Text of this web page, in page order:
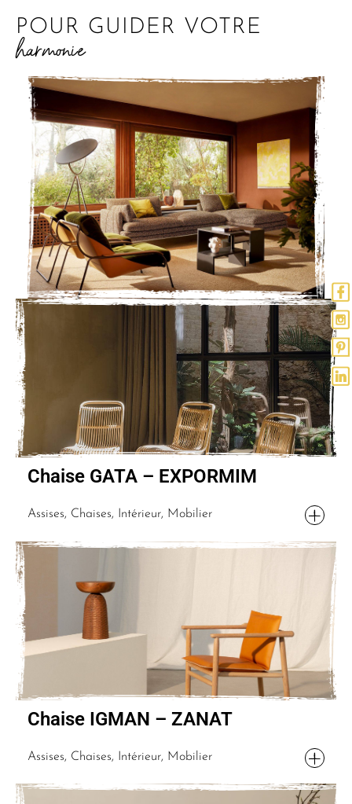
POUR GUIDER VOTRE
harmonie
Chaise GATA – EXPORMIM
Assises, Chaises, Intérieur, Mobilier
Chaise IGMAN – ZANAT
Assises, Chaises, Intérieur, Mobilier